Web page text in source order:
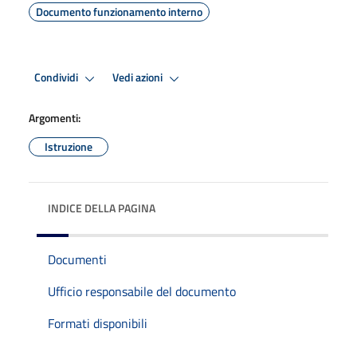
Documento funzionamento interno
Condividi Vedi azioni
Argomenti:
Istruzione
INDICE DELLA PAGINA
Documenti
Ufficio responsabile del documento
Formati disponibili